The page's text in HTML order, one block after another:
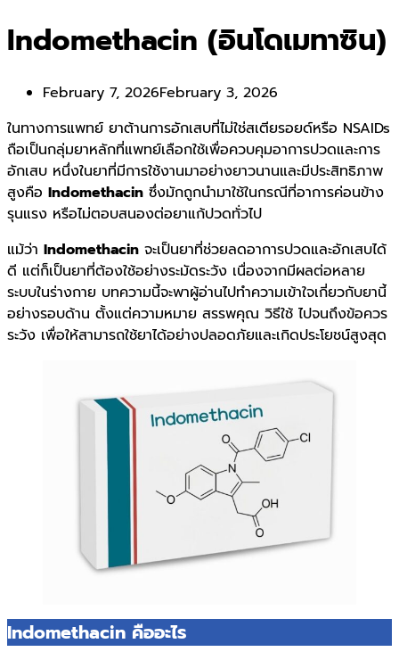
Indomethacin (อินโดเมทาซิน)
February 7, 2026February 3, 2026
ในทางการแพทย์ ยาต้านการอักเสบที่ไม่ใช่สเตียรอยด์หรือ NSAIDs
ถือเป็นกลุ่มยาหลักที่แพทย์เลือกใช้เพื่อควบคุมอาการปวดและการ
อักเสบ หนึ่งในยาที่มีการใช้งานมาอย่างยาวนานและมีประสิทธิภาพ
สูงคือ Indomethacin ซึ่งมักถูกนำมาใช้ในกรณีที่อาการค่อนข้าง
รุนแรง หรือไม่ตอบสนองต่อยาแก้ปวดทั่วไป
แม้ว่า Indomethacin จะเป็นยาที่ช่วยลดอาการปวดและอักเสบได้
ดี แต่ก็เป็นยาที่ต้องใช้อย่างระมัดระวัง เนื่องจากมีผลต่อหลาย
ระบบในร่างกาย บทความนี้จะพาผู้อ่านไปทำความเข้าใจเกี่ยวกับยานี้
อย่างรอบด้าน ตั้งแต่ความหมาย สรรพคุณ วิธีใช้ ไปจนถึงข้อควร
ระวัง เพื่อให้สามารถใช้ยาได้อย่างปลอดภัยและเกิดประโยชน์สูงสุด
Indomethacin คืออะไร